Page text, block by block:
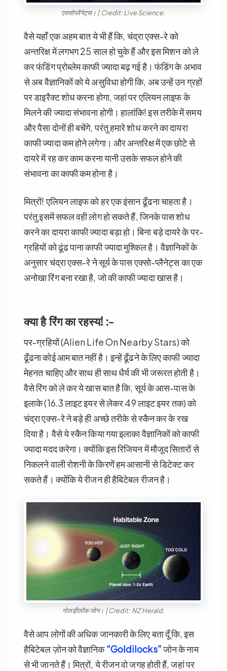
एक्सोप्लैनेट्स। | Credit: Live Science.
वैसे यहाँ एक अहम बात ये भी हैं कि, चंद्रा एक्स-रे को
अन्तरिक्ष में लगभग 25 साल हो चुके हैं और इस मिशन को ले
कर फंडिंग प्रोब्लेम काफी ज्यादा बढ़ गई है। फंडिंग के अभाव
से अब वैज्ञानिकों को ये असुविधा होगी कि, अब उन्हें उन ग्रहों
पर डाइरैक्ट शोध करना होगा, जहां पर एलियन लाइफ के
मिलने की ज्यादा संभावना होगी। हालांकि! इस तरीके में समय
और पैसा दोनों ही बचेंगे, परंतु हमारे शोध करने का दायरा
काफी ज्यादा कम होने लगेगा। और अन्तरिक्ष में एक छोटे से
दायरे में रह कर काम करना यानी उसके सफल होने की
संभावना का काफी कम होना है।
मित्रों! एलियन लाइफ को हर एक इंसान ढूँढना चाहता है।
परंतु इसमें सफल वही लोग हो सकते हैं, जिनके पास शोध
करने का दायरा काफी ज्यादा बड़ा हो। बिना बड़े दायरे के पर-
ग्रहियों को ढूंढ पाना काफी ज्यादा मुश्किल है। वैज्ञानिकों के
अनुसार चंद्रा एक्स-रे ने सूर्य के पास एक्सो-प्लैनेट्स का एक
अनोखा रिंग बना रखा है, जो की काफी ज्यादा खास है।
क्या है रिंग का रहस्य! :-
पर-ग्रहियों (Alien Life On Nearby Stars) को
ढूँढना कोई आम बात नहीं है। इन्हें ढूँढने के लिए काफी ज्यादा
मेहनत चाहिए और साथ ही साथ धैर्य की भी जरूरत होती है।
वैसे रिंग को ले कर ये खास बात है कि, सूर्य के आस-पास के
इलाके (16.3 लाइट इयर से लेकर 49 लाइट इयर तक) को
चंद्रा एक्स-रे ने बड़े ही अच्छे तरीके से स्कैन कर के रख
दिया है। वैसे ये स्कैन किया गया इलाका वैज्ञानिकों को काफी
ज्यादा मदद करेगा। क्योंकि इस रिजियन में मौजूद सितारों से
निकलने वाली रोशनी के किरणें हम आसानी से डिटेक्ट कर
सकते हैं। क्योंकि ये रीजन ही हैबिटेबल रीजन है।
गोलड़ीलॉक जोन। | Credit: NZ Herald.
वैसे आप लोगों की अधिक जानकारी के लिए बता दूँ कि, इस
हैबिटेबल ज़ोन को वैज्ञानिक“Goldilocks”जोन के नाम
से भी जानते हैं। मित्रों, ये रीजन वो जगह होती हैं, जहां पर